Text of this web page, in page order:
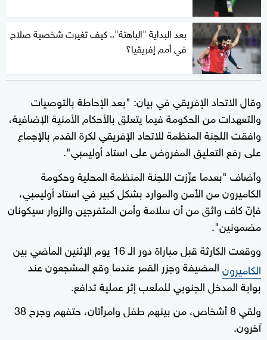
بعد البداية "الباهتة".. كيف تغيرت شخصية صلاح
في أمم إفريقيا؟
وقال الاتحاد الإفريقي في بيان: "بعد الإحاطة بالتوصيات
والتعهدات من الحكومة فيما يتعلق بالأحكام الأمنية الإضافية،
وافقت اللجنة المنظمة للاتحاد الإفريقي لكرة القدم بالإجماع
على رفع التعليق المفروض على استاد أوليمبي".
وأضاف "بعدما عزّزت اللجنة المنظمة المحلية وحكومة
الكاميرون من الأمن والموارد بشكل كبير في استاد أوليمبي،
فإنّ كاف واثق من أن سلامة وأمن المتفرجين والزوار سيكونان
مضمونين".
ووقعت الكارثة قبل مباراة دور الـ 16 يوم الإثنين الماضي بين
الكاميرونالمضيفة وجزر القمر عندما وقع المشجعون عند
بوابة المدخل الجنوبي للملعب إثر عملية تدافع.
ولقي 8 أشخاص، من بينهم طفل وامرأتان، حتفهم وجرح 38
آخرون.